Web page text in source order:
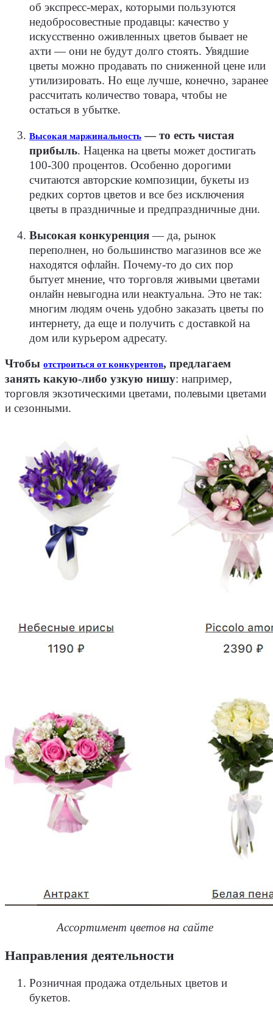
об экспресс-мерах, которыми пользуются
недобросовестные продавцы: качество у
искусственно оживленных цветов бывает не
ахти — они не будут долго стоять. Увядшие
цветы можно продавать по сниженной цене или
утилизировать. Но еще лучше, конечно, заранее
рассчитать количество товара, чтобы не
остаться в убытке.
Высокая маржинальность — то есть чистая
прибыль. Наценка на цветы может достигать
100-300 процентов. Особенно дорогими
считаются авторские композиции, букеты из
редких сортов цветов и все без исключения
цветы в праздничные и предпраздничные дни.
Высокая конкуренция — да, рынок
переполнен, но большинство магазинов все же
находятся офлайн. Почему-то до сих пор
бытует мнение, что торговля живыми цветами
онлайн невыгодна или неактуальна. Это не так:
многим людям очень удобно заказать цветы по
интернету, да еще и получить с доставкой на
дом или курьером адресату.
Чтобы отстроиться от конкурентов, предлагаем
занять какую-либо узкую нишу: например,
торговля экзотическими цветами, полевыми цветами
и сезонными.
Ассортимент цветов на сайте
Направления деятельности
Розничная продажа отдельных цветов и
букетов.